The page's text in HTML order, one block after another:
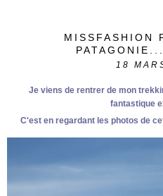
MISSFASHION
18
Je viens de rentrer de mon
fantastique
C'est en regardant les photos de